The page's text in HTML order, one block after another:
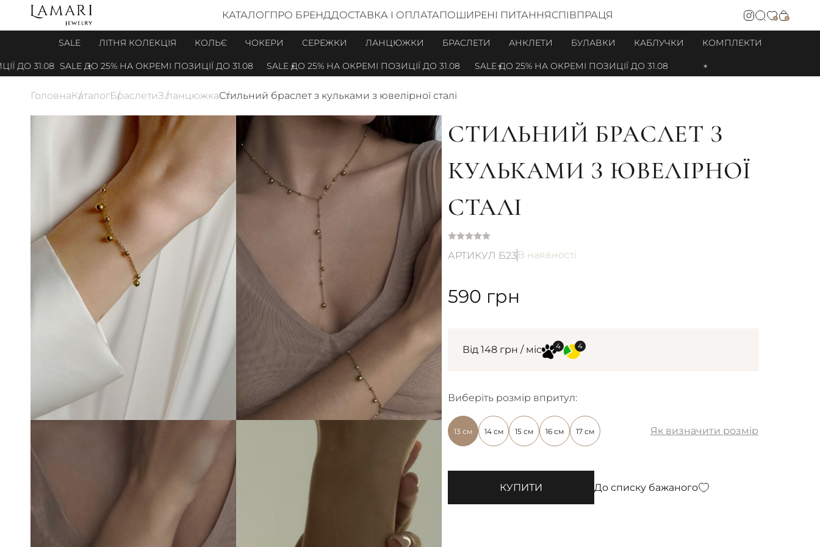
КАТАЛОГПРО БРЕНДДОСТАВКА І ОПЛАТАПОШИРЕНІ ПИТАННЯСПІВПРАЦЯ 0 0
SALE ЛІТНЯ КОЛЕКЦІЯ КОЛЬЄ ЧОКЕРИ СЕРЕЖКИ ЛАНЦЮЖКИ БРАСЛЕТИ АНКЛЕТИ БУЛАВКИ КАБЛУЧКИ КОМПЛЕКТИ
31.08 SALE ДО 25% НА ОКРЕМІ ПОЗИЦІЇ ДО 31.08 SALE ДО 25% НА ОКРЕМІ ПОЗИЦІЇ ДО 31.08 SALE ДО 25% НА ОКРЕМІ ПОЗИЦІЇ ДО 31.08
ГоловнаКаталогБраслетиЗ ланцюжкаСтильний браслет з кульками з ювелірної сталі
СТИЛЬНИЙ БРАСЛЕТ З
КУЛЬКАМИ З ЮВЕЛІРНОЇ
СТАЛІ
АРТИКУЛ Б23 В наявності
590 грн
Від 148 грн / міс
Виберіть розмір впритул:
13 см 14 см 15 см 16 см 17 см Як визначити розмір
КУПИТИ До списку бажаного